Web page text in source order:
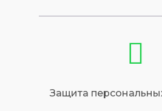
Защита